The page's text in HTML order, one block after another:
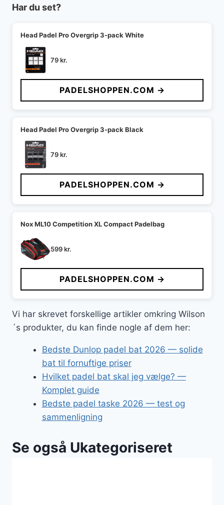
Har du set?
Head Padel Pro Overgrip 3-pack White
79kr.
PADELSHOPPEN.COM →
Head Padel Pro Overgrip 3-pack Black
79kr.
PADELSHOPPEN.COM →
Nox ML10 Competition XL Compact Padelbag
599kr.
PADELSHOPPEN.COM →
Vi har skrevet forskellige artikler omkring Wilson
´s produkter, du kan finde nogle af dem her:
Bedste Dunlop padel bat 2026 — solide
bat til fornuftige priser
Hvilket padel bat skal jeg vælge? —
Komplet guide
Bedste padel taske 2026 — test og
sammenligning
Se også Ukategoriseret